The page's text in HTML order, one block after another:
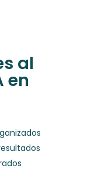
al
en